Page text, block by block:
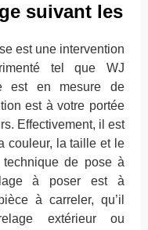
suivant les
est une intervention
tel que WJ
est en mesure de
est à votre portée
Effectivement, il est
couleur, la taille et le
de pose à
à poser est à
à carreler, qu’il
extérieur ou